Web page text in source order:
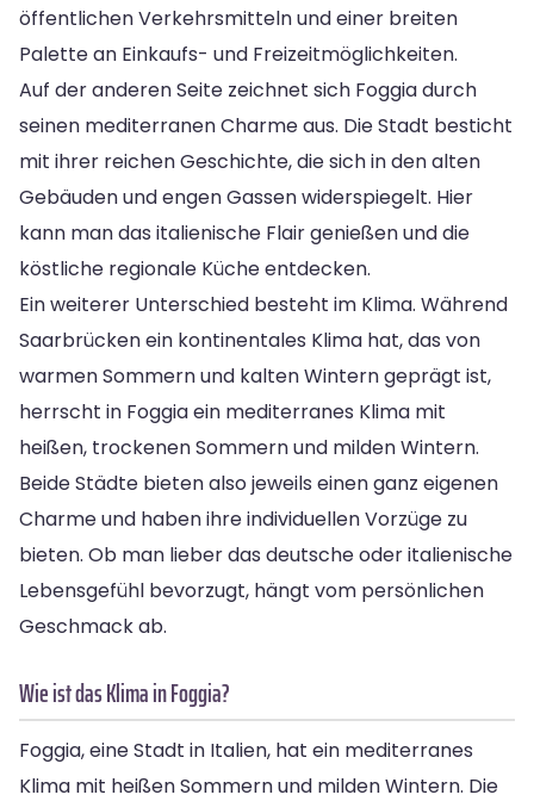
öffentlichen Verkehrsmitteln und einer breiten
Palette an Einkaufs- und Freizeitmöglichkeiten.
Auf der anderen Seite zeichnet sich Foggia durch
seinen mediterranen Charme aus. Die Stadt besticht
mit ihrer reichen Geschichte, die sich in den alten
Gebäuden und engen Gassen widerspiegelt. Hier
kann man das italienische Flair genießen und die
köstliche regionale Küche entdecken.
Ein weiterer Unterschied besteht im Klima. Während
Saarbrücken ein kontinentales Klima hat, das von
warmen Sommern und kalten Wintern geprägt ist,
herrscht in Foggia ein mediterranes Klima mit
heißen, trockenen Sommern und milden Wintern.
Beide Städte bieten also jeweils einen ganz eigenen
Charme und haben ihre individuellen Vorzüge zu
bieten. Ob man lieber das deutsche oder italienische
Lebensgefühl bevorzugt, hängt vom persönlichen
Geschmack ab.
Wie ist das Klima in Foggia?
Foggia, eine Stadt in Italien, hat ein mediterranes
Klima mit heißen Sommern und milden Wintern. Die